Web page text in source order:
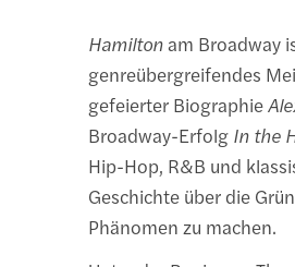
Hamiltonam Broadway
genreübergreifendes
gefeierter Biographie
Broadway-Erfolg In the
Hip-Hop, R&B und
Geschichte über die
Phänomen zu machen.